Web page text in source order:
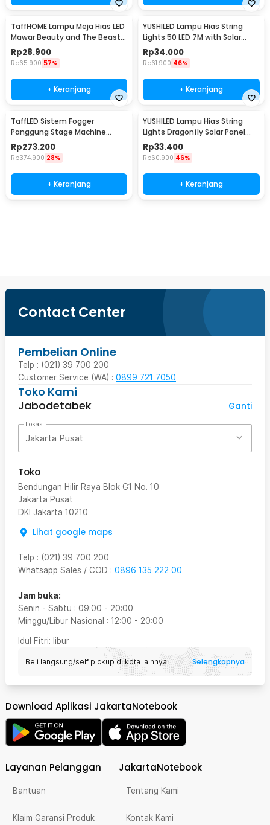
TaffHOME Lampu Meja Hias LED
Mawar Beauty and The Beast
Warm White - AC01
Rp28.900
Rp65.900 57%
+ Keranjang
YUSHILED Lampu Hias String
Lights 50 LED 7M with Solar
Panel - M072
Rp34.000
Rp61.900 46%
+ Keranjang
TaffLED Sistem Fogger
Panggung Stage Machine
Ejector with RGB LED - KY-
LED500
Rp273.200
Rp374.900 28%
+ Keranjang
YUSHILED Lampu Hias String
Lights Dragonfly Solar Panel
IP65 8 Modes 20 LED - M088
Rp33.400
Rp60.900 46%
+ Keranjang
Contact Center
Pembelian Online
Telp : (021) 39 700 200
Customer Service (WA) : 0899 721 7050
Toko Kami
Jabodetabek
Ganti
Lokasi
Jakarta Pusat
Toko
Bendungan Hilir Raya Blok G1 No. 10
Jakarta Pusat
DKI Jakarta 10210
Lihat google maps
Telp : (021) 39 700 200
Whatsapp Sales / COD : 0896 135 222 00
Jam buka:
Senin - Sabtu : 09:00 - 20:00
Minggu/Libur Nasional : 12:00 - 20:00
Idul Fitri: libur
Beli langsung/self pickup di kota lainnya Selengkapnya
Download Aplikasi JakartaNotebook
Layanan Pelanggan
Bantuan
Klaim Garansi Produk
JakartaNotebook
Tentang Kami
Kontak Kami